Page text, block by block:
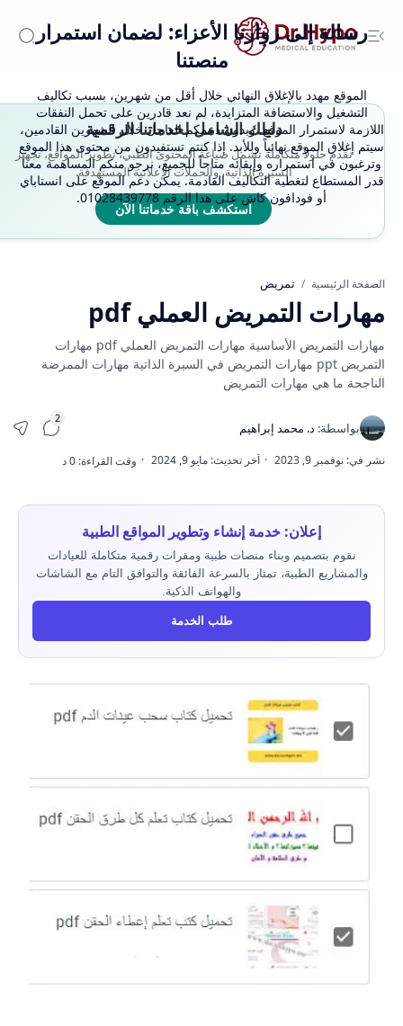
رسالة إلى زوارنا الأعزاء: لضمان استمرار
منصتنا
الموقع مهدد بالإغلاق النهائي خلال أقل من شهرين، بسبب تكاليف
التشغيل والاستضافة المتزايدة، لم نعد قادرين على تحمل النفقات
اللازمة لاستمرار الموقع. وبدون دعمكم العاجل خلال الشهرين القادمين،
سيتم إغلاق الموقع نهائياً وللأبد. إذا كنتم تستفيدون من محتوى هذا الموقع
وترغبون في استمراره وإبقائه متاحاً للجميع، نرجو منكم المساهمة معنا
قدر المستطاع لتغطية التكاليف القادمة. يمكن دعم الموقع على انستاباي
أو فودافون كاش على هذا الرقم 01028439778.
دليلك الشامل لخدماتنا الرقمية
نقدم حلولاً متكاملة تشمل صياغة المحتوى الطبي، تطوير المواقع، تجهيز
السيرة الذاتية، والحملات الإعلانية المستهدفة.
استكشف باقة خدماتنا الآن
الصفحة الرئيسية تمريض
مهارات التمريض العملي pdf
مهارات التمريض الأساسية مهارات التمريض العملي pdf مهارات
التمريض ppt مهارات التمريض في السيرة الذاتية مهارات الممرضة
الناجحة ما هي مهارات التمريض
إعلان: خدمة إنشاء وتطوير المواقع الطبية
نقوم بتصميم وبناء منصات طبية ومقرات رقمية متكاملة للعيادات
والمشاريع الطبية، تمتاز بالسرعة الفائقة والتوافق التام مع الشاشات
والهواتف الذكية.
طلب الخدمة